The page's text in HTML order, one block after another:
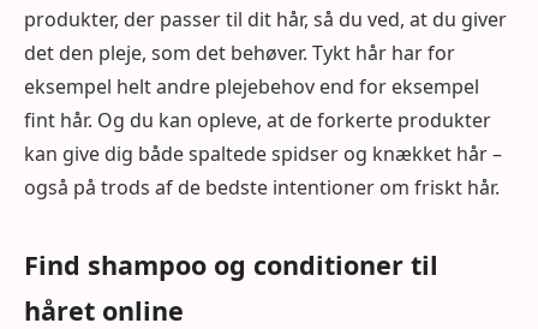
produkter, der passer til dit hår, så du ved, at du giver
det den pleje, som det behøver. Tykt hår har for
eksempel helt andre plejebehov end for eksempel
fint hår. Og du kan opleve, at de forkerte produkter
kan give dig både spaltede spidser og knækket hår –
også på trods af de bedste intentioner om friskt hår.
Find shampoo og conditioner til
håret online